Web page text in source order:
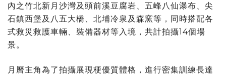
內之竹北新月沙灣及頭前溪豆腐岩、五峰八仙瀑布、尖
石鎮西堡及八五大橋、北埔冷泉及森窯等，同時搭配各
式救災救護車輛、裝備器材等入境，共計拍攝14個場
景。
月曆主角為了拍攝展現梗優質體格，進行密集訓練長達